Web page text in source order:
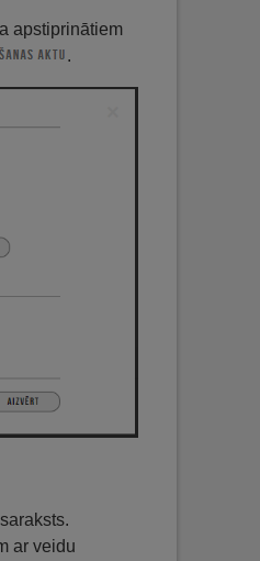
apstiprinātiem
.
ar veidu